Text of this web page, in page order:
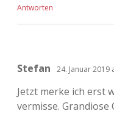
Antworten
Stefan 24. Januar 2019
Jetzt merke ich erst
vermisse. Grandiose